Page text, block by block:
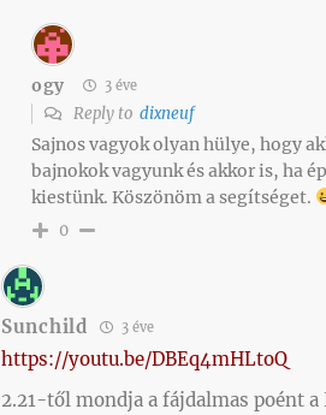
ogy 3 éve
Reply to dixneuf
Sajnos vagyok olyan hülye, hogy
bajnokok vagyunk és akkor is, ha
kiestünk. Köszönöm a segítséget.
0
Sunchild 3 éve
https://youtu.be/DBEq4mHLtoQ
2.21-től mondja a fájdalmas poént